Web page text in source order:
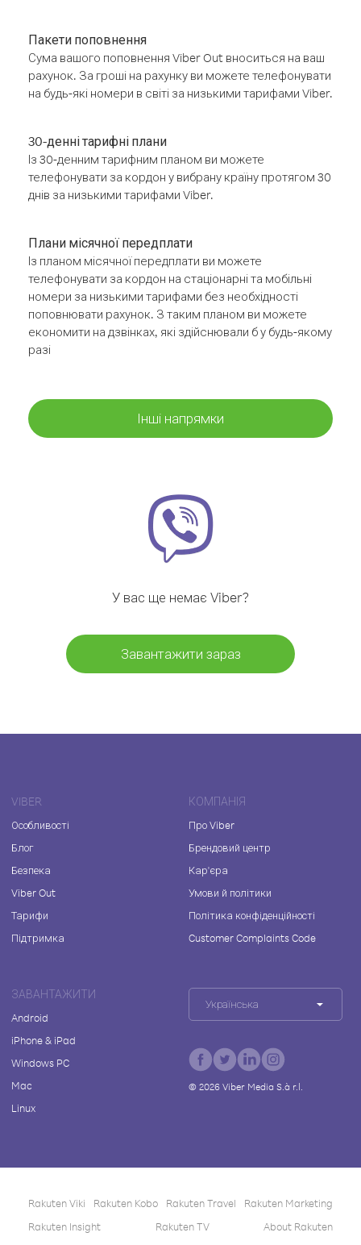
Пакети поповнення
Сума вашого поповнення Viber Out вноситься на ваш
рахунок. За гроші на рахунку ви можете телефонувати
на будь-які номери в світі за низькими тарифами Viber.
30-денні тарифні плани
Із 30-денним тарифним планом ви можете
телефонувати за кордон у вибрану країну протягом 30
днів за низькими тарифами Viber.
Плани місячної передплати
Із планом місячної передплати ви можете
телефонувати за кордон на стаціонарні та мобільні
номери за низькими тарифами без необхідності
поповнювати рахунок. З таким планом ви можете
економити на дзвінках, які здійснювали б у будь-якому
разі
Інші напрямки
У вас ще немає Viber?
Завантажити зараз
VIBER
Особливості
Блог
Безпека
Viber Out
Тарифи
Підтримка
КОМПАНІЯ
Про Viber
Брендовий центр
Кар'єра
Умови й політики
Політика конфіденційності
Customer Complaints Code
ЗАВАНТАЖИТИ
Android
iPhone & iPad
Windows PC
Mac
Linux
Українська
© 2026Viber Media S.à r.l.
Rakuten Viki Rakuten Kobo Rakuten Travel
Rakuten Marketing
Rakuten Insight
Rakuten TV About Rakuten